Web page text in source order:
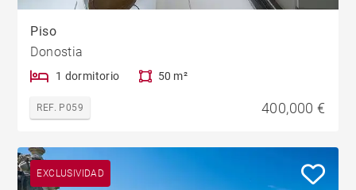
Piso
Donostia
1 dormitorio 50 m²
REF. P059 400,000 €
EXCLUSIVIDAD